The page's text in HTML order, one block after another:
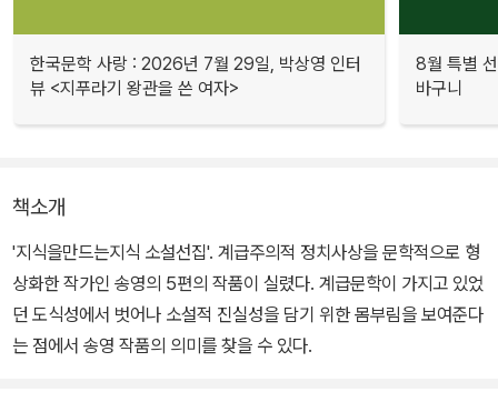
한국문학 사랑 : 2026년 7월 29일, 박상영 인터
뷰 <지푸라기 왕관을 쓴 여자>
8월 특별
바구니
책소개
'지식을만드는지식 소설선집'. 계급주의적 정치사상을 문학적으로 형
상화한 작가인 송영의 5편의 작품이 실렸다. 계급문학이 가지고 있었
던 도식성에서 벗어나 소설적 진실성을 담기 위한 몸부림을 보여준다
는 점에서 송영 작품의 의미를 찾을 수 있다.